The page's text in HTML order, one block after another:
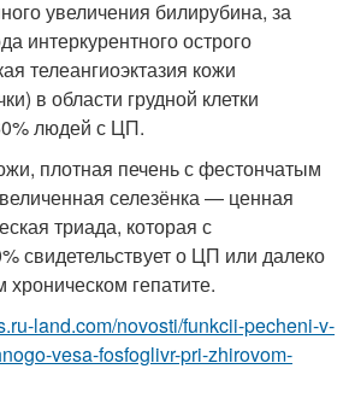
увеличения билирубина, за
интеркурентного острого
телеангиоэктазия кожи
в области грудной клетки
людей с ЦП.
плотная печень с фестончатым
селезёнка — ценная
триада, которая с
свидетельствует о ЦП или далеко
гепатите.
land.com/novosti/funkcii-pecheni-v-
vesa-fosfoglivr-pri-zhirovom-